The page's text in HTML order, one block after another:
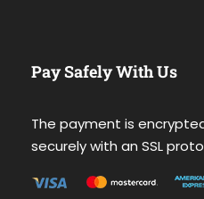
Pay Safely With Us
The payment is
securely with an SSL